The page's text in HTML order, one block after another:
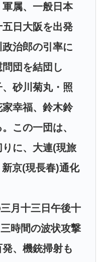
属、一般日本
日大阪を出発
治郎の引率に
団を結団し
砂川菊丸・照
幸福、鈴木鈴
この一団は、
に、大連(現旅
京(現長春)通化
月十三日午後十
時間の波状攻撃
、機銃掃射も